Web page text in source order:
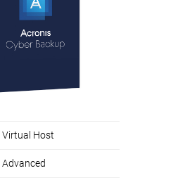
Virtual Host
Advanced